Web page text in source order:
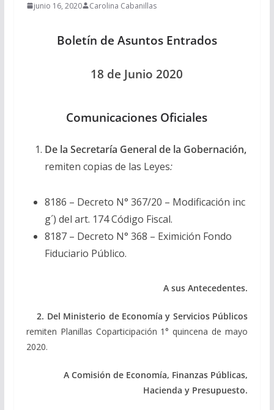
junio 16, 2020 Carolina Cabanillas
Boletín de Asuntos Entrados
18 de Junio 2020
Comunicaciones Oficiales
De la Secretaría General de la Gobernación,
remiten copias de las Leyes:
8186 – Decreto N° 367/20 – Modificación inc
g´) del art. 174 Código Fiscal.
8187 – Decreto N° 368 – Eximición Fondo
Fiduciario Público.
A sus Antecedentes.
2. Del Ministerio de Economía y Servicios Públicos
remiten Planillas Coparticipación 1° quincena de mayo
2020.
A Comisión de Economía, Finanzas Públicas,
Hacienda y Presupuesto.